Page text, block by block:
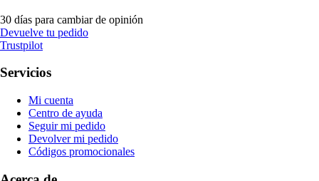
30 días para cambiar de opinión
Devuelve tu pedido
Trustpilot
Servicios
Mi cuenta
Centro de ayuda
Seguir mi pedido
Devolver mi pedido
Códigos promocionales